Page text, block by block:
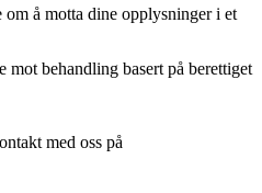
om å motta dine opplysninger i et
mot behandling basert på berettiget
med oss på